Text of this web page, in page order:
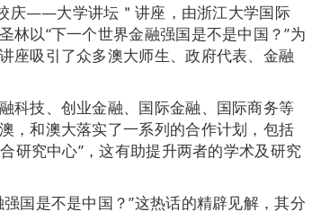
庆——大学讲坛＂讲座，由浙江大学国际
林以“下一个世界金融强国是不是中国？”为
座吸引了众多澳大师生、政府代表、金融
科技、创业金融、国际金融、国际商务等
，和澳大落实了一系列的合作计划，包括
研究中心”，这有助提升两者的学术及研究
国是不是中国？”这热话的精辟见解，其分